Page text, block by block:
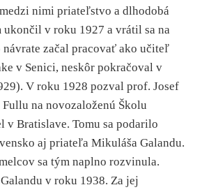
nimi priateľstvo a dlhodobá
ukončil v roku 1927 a vrátil sa na
návrate začal pracovať ako učiteľ
v Senici, neskôr pokračoval v
V roku 1928 pozval prof. Josef
na novozaloženú Školu
v Bratislave. Tomu sa podarilo
aj priateľa Mikuláša Galandu.
sa tým naplno rozvinula.
v roku 1938. Za jej